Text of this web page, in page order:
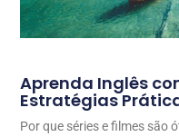
Aprenda Inglês
Estratégias
Por que séries e filmes são